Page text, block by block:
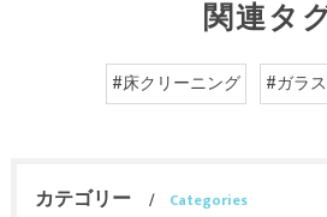
関連タ
#床クリーニング #ガラ
カテゴリー
Categories